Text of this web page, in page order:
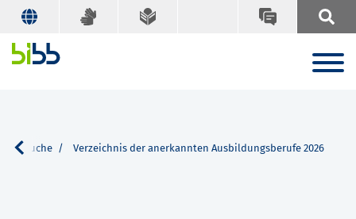
Suche Verzeichnis der anerkannten Ausbildungsberufe 2026